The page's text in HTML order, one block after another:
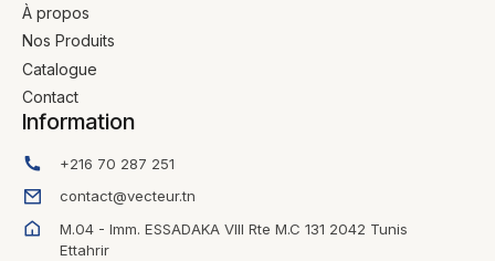
À propos
Nos Produits
Catalogue
Contact
Information
+216 70 287 251
contact@vecteur.tn
M.04 - Imm. ESSADAKA VIII Rte M.C 131 2042 Tunis
Ettahrir